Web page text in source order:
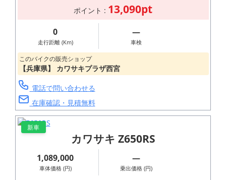
LEARNING FROM
THE PAST,
ALWAYS
EVOLVING
ポイント : 13,090pt
0
走行距離 (Km)
―
車検
このバイクの販売ショップ
【兵庫県】 カワサキプラザ西宮
電話で問い合わせる
在庫確認・見積無料
新車
カワサキ Z650RS
1,089,000
車体価格 (円)
―
乗出価格 (円)